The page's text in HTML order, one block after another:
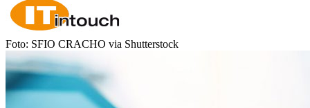
Foto: SFIO CRACHO via Shutterstock